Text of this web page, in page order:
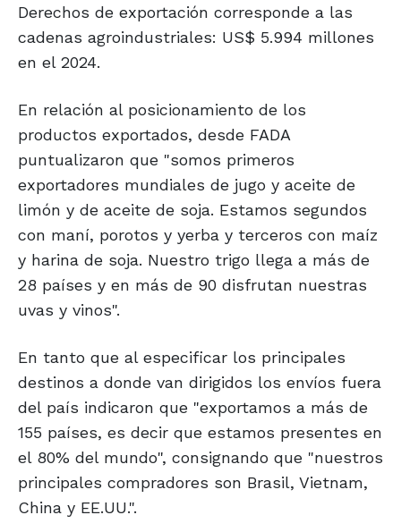
Derechos de exportación corresponde a las
cadenas agroindustriales: US$ 5.994 millones
en el 2024.
En relación al posicionamiento de los
productos exportados, desde FADA
puntualizaron que "somos primeros
exportadores mundiales de jugo y aceite de
limón y de aceite de soja. Estamos segundos
con maní, porotos y yerba y terceros con maíz
y harina de soja. Nuestro trigo llega a más de
28 países y en más de 90 disfrutan nuestras
uvas y vinos".
En tanto que al especificar los principales
destinos a donde van dirigidos los envíos fuera
del país indicaron que "exportamos a más de
155 países, es decir que estamos presentes en
el 80% del mundo", consignando que "nuestros
principales compradores son Brasil, Vietnam,
China y EE.UU.".